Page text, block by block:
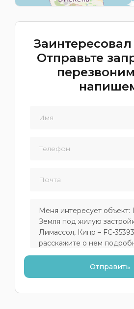
Отправьте